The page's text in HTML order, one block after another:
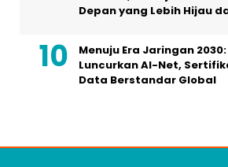
Depan yang Lebih Hijau
Menuju Era Jaringan 2030:
Luncurkan AI-Net,
Data Berstandar Global